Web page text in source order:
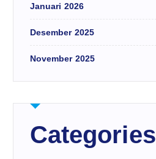
Januari 2026
Desember 2025
November 2025
Categories